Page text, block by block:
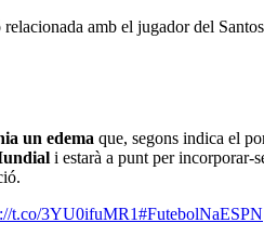
amb el jugador del
un edema que, segons indica el
i estarà a punt per incorporar-
t.co/3YU0ifuMR1#FutebolNaESPN